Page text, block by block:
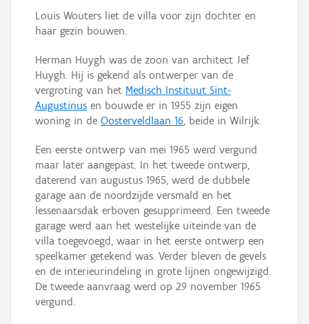
Louis Wouters liet de villa voor zijn dochter en
haar gezin bouwen.
Herman Huygh was de zoon van architect Jef
Huygh. Hij is gekend als ontwerper van de
vergroting van het Medisch Instituut Sint-
Augustinus en bouwde er in 1955 zijn eigen
woning in de Oosterveldlaan 16, beide in Wilrijk.
Een eerste ontwerp van mei 1965 werd vergund
maar later aangepast. In het tweede ontwerp,
daterend van augustus 1965, werd de dubbele
garage aan de noordzijde versmald en het
lessenaarsdak erboven gesupprimeerd. Een tweede
garage werd aan het westelijke uiteinde van de
villa toegevoegd, waar in het eerste ontwerp een
speelkamer getekend was. Verder bleven de gevels
en de interieurindeling in grote lijnen ongewijzigd.
De tweede aanvraag werd op 29 november 1965
vergund.